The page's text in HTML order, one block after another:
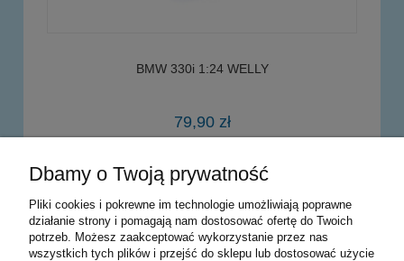
BMW 330i 1:24 WELLY
79,90 zł
do koszyka
Warunki zakupów
Dbamy o Twoją prywatność
Pliki cookies i pokrewne im technologie umożliwiają poprawne
działanie strony i pomagają nam dostosować ofertę do Twoich
potrzeb. Możesz zaakceptować wykorzystanie przez nas
wszystkich tych plików i przejść do sklepu lub dostosować użycie